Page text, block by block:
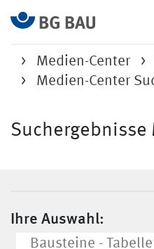
Medien-Center
Medien-Center
Suchergebnisse
Ihre Auswahl:
Bausteine -